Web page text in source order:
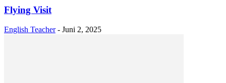
Flying Visit
English Teacher - Juni 2, 2025